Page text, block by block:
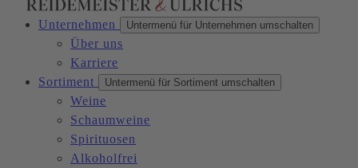
Unternehmen Untermenü für Unternehmen umschalten
Über uns
Karriere
Sortiment
Untermenü für Sortiment umschalten
Weine
Schaumweine
Spirituosen
Alkoholfrei